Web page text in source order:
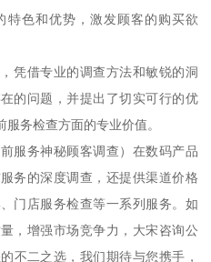
特色和优势，激发顾客的购买欲
凭借专业的调查方法和敏锐的洞
的问题，并提出了切实可行的优
务检查方面的专业价值。
服务神秘顾客调查 ） 在数码产品
务的深度调查，还提供渠道价格
门店服务检查等一系列服务。如
，增强市场竞争力，大宋咨询公
不二之选，我们期待与您携手，